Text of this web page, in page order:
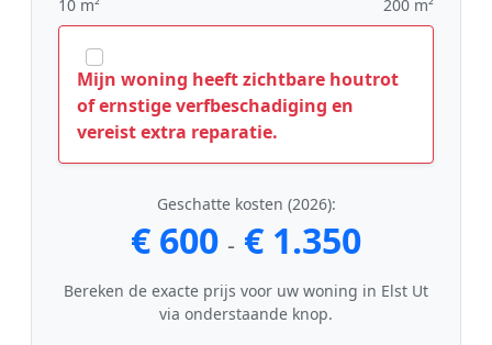
10 m² 200 m²
Mijn woning heeft zichtbare houtrot
of ernstige verfbeschadiging en
vereist extra reparatie.
Geschatte kosten (2026):
€ 600 - € 1.350
Bereken de exacte prijs voor uw woning in Elst Ut
via onderstaande knop.